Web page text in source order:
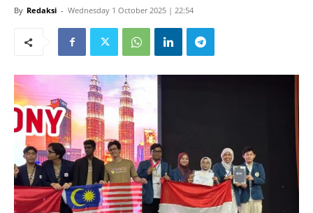
By Redaksi - Wednesday 1 October 2025 | 22:54